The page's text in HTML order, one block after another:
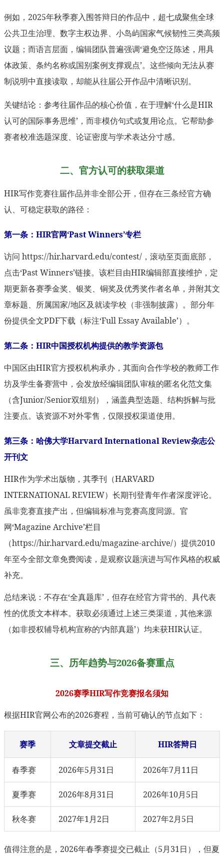
例如，2025年秋季赛入围答辩日的作品中，超七成聚焦全球
公共卫生治理、数字主权边界、小岛屿国家气候韧性三类高频
议题；而语言层面，编辑团队普遍强调‘避免空泛陈述，用具
体政策、条约名称或国别案例支撑观点’。这些倾向无法从赛
制说明中直接读取，却能从往届公开作品中清晰识别。
关键结论：参考往届作品的核心价值，在于理解‘什么是HIR
认可的国际事务思维’，而非模仿句式或复用论点。它帮助参
赛者校准选题深度、论证密度与学术表达分寸感。
二、官方认可的获取渠道
HIR写作竞赛往届作品并非全部公开，但存在三条经官方确
认、可稳定获取的路径：
第一条：HIR官网‘Past Winners’专栏
访问 https://hir.harvard.edu/contest/，滚动至页面底部，
点击‘Past Winners’链接。该栏目由HIR编辑部直接维护，定
期更新各赛季金奖、银奖、铜奖及优秀奖作者名单，并附其文
章标题、所属国家/地区及就读学校（非强制披露）。部分年
份提供全文PDF下载（标注‘Full Essay Available’）。
第二条：HIR中国授权机构提供的教学资源包
中国区由HIR官方授权机构承办，其面向合作学校的教师工作
坊及学生备赛营中，会发放经编辑团队审核的匿名化范文集
（含Junior/Senior双组别），涵盖典型选题、结构拆解与批
注要点。该资源不对外零售，仅限授权渠道使用。
第三条：哈佛大学Harvard International Review杂志公
开刊文
HIR作为学术出版物，其季刊（HARVARD
INTERNATIONAL REVIEW）长期刊登青年作者深度评论。
虽非竞赛直接产出，但编辑标准与竞赛高度同源。官
网‘Magazine Archive’栏目
（https://hir.harvard.edu/magazine-archive/）提供2010
年至今全部文章免费阅读，是观察议题演进与写作风格的权威
补充。
总结来说：不存在‘全真题库’，但存在经官方背书的、具代表
性的优质文本样本。获取必须通过上述三类渠道，其他来源
（如非授权辅导机构宣称的‘内部真题’）均未获HIR认证。
三、历年趋势与2026备赛重点
2026赛季HIR写作竞赛报名须知
根据HIR官网公布的2026赛程，当前可确认的节点如下：
赛季 文章提交截止 HIR答辩日
春季赛 2026年5月31日 2026年7月11日
夏季赛 2026年8月31日 2026年10月5日
秋冬赛 2027年1月2日 2027年2月5日
值得注意的是，2026年春季赛提交已截止（5月31日），但夏